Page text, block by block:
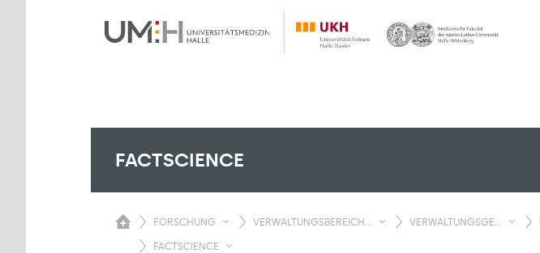
FACTSCIENCE
FORSCHUNG VERWALTUNGSBEREICH... VERWALTUNGSGE...
FACTSCIENCE